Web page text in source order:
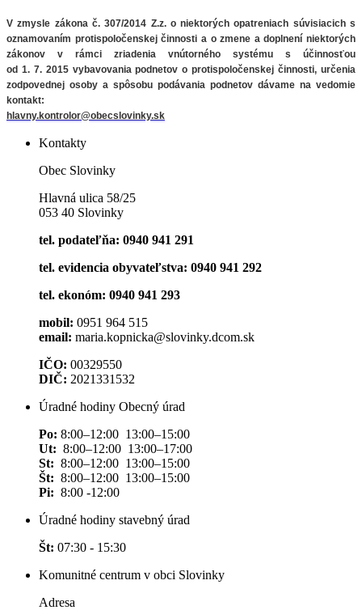
V zmysle zákona č. 307/2014 Z.z. o niektorých opatreniach súvisiacich s
oznamovaním protispoločenskej činnosti a o zmene a doplnení niektorých
zákonov v rámci zriadenia vnútorného systému s účinnosťou
od 1. 7. 2015 vybavovania podnetov o protispoločenskej činnosti, určenia
zodpovednej osoby a spôsobu podávania podnetov dávame na vedomie
kontakt:
hlavny.kontrolor@obecslovinky.sk
Kontakty
Obec Slovinky
Hlavná ulica 58/25
053 40 Slovinky
tel. podateľňa: 0940 941 291
tel. evidencia obyvateľstva: 0940 941 292
tel. ekonóm: 0940 941 293
mobil: 0951 964 515
email: maria.kopnicka@slovinky.dcom.sk
IČO: 00329550
DIČ: 2021331532
Úradné hodiny Obecný úrad
Po: 8:00–12:00 13:00–15:00
Ut: 8:00–12:00 13:00–17:00
St: 8:00–12:00 13:00–15:00
Št: 8:00–12:00 13:00–15:00
Pi: 8:00 -12:00
Úradné hodiny stavebný úrad
Št: 07:30 - 15:30
Komunitné centrum v obci Slovinky
Adresa